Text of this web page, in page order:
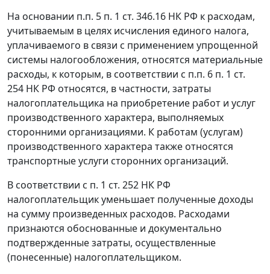
На основании п.п. 5 п. 1 ст. 346.16 НК РФ к расходам,
учитываемым в целях исчисления единого налога,
уплачиваемого в связи с применением упрощенной
системы налогообложения, относятся материальные
расходы, к которым, в соответствии с п.п. 6 п. 1 ст.
254 НК РФ относятся, в частности, затраты
налогоплательщика на приобретение работ и услуг
производственного характера, выполняемых
сторонними организациями. К работам (услугам)
производственного характера также относятся
транспортные услуги сторонних организаций.
В соответствии с п. 1 ст. 252 НК РФ
налогоплательщик уменьшает полученные доходы
на сумму произведенных расходов. Расходами
признаются обоснованные и документально
подтвержденные затраты, осуществленные
(понесенные) налогоплательщиком.